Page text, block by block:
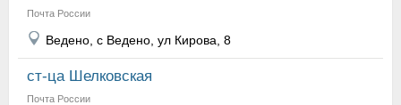
Почта России
Ведено, с Ведено, ул Кирова, 8
ст-ца Шелковская
Почта России